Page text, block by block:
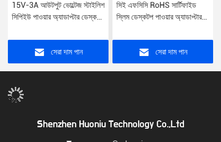
15V-3A আউটপুট ভোল্টেজ স্টাইলিশ
সিপিইউ পাওয়ার অ্যাডাপ্টার ডেস্কটপ
টাওয়ার পাওয়ার প্লাগ
সেরা দাম পান
সিই এফসিসি RoHS সার্টিফাইড
স্লিম ডেস্কটপ পাওয়ার অ্যাডাপ্টার
আউটপুট
সেরা দাম পান
Shenzhen Huoniu Technology Co.,Ltd